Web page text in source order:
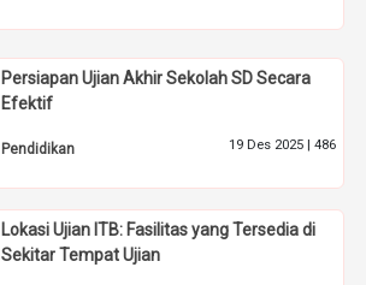
Persiapan Ujian Akhir Sekolah SD Secara
Efektif
Pendidikan 19 Des 2025 | 486
Lokasi Ujian ITB: Fasilitas yang Tersedia di
Sekitar Tempat Ujian